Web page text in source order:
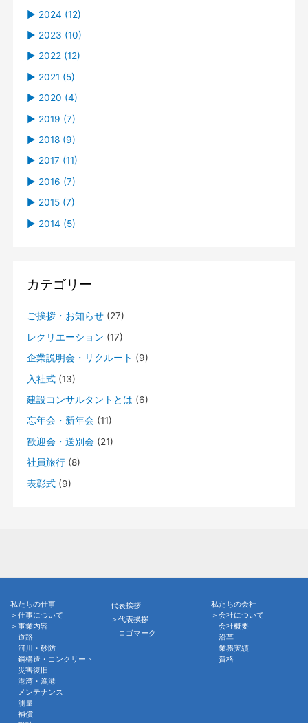
米子がいな祭り花火大会の寄付贈呈式
► 07 (2)
R8 BBQ
今年も日南町有林J-クレジット売買契約調印式に参加
しました
► 06 (1)
R8 災害対策関係功労者表彰を受賞しました
► 04 (3)
R8 歓迎会
駅前通り実証実験 ワークショップイベント
R8 入社式
► 01 (1)
新年のご挨拶
► 12 (1)
R7 歓迎会（測量部）
► 11 (3)
《 参加者募集中！！》米子駅周辺エリアの未来を考え
よう！
R7 第25回住みよい県土づくり表彰式
R7 入社式02
► 10 (1)
R7 米子工業高等専門学校 地域学
► 09 (1)
R7 BBQ
► 07 (2)
日南町有林J-クレジット売買契約調印式に参加しまし
サッカークラブとのスポンサー契約
► 05 (2)
R7 親睦グラウンドゴルフ大会
R7 歓迎会
► 04 (3)
R7 社員旅行（日帰り組）in 姫路
R7 社員旅行（宿泊組）in 京阪神
R7 入社式
► 01 (1)
新年のご挨拶
► 2024 (12)
► 11 (1)
R6 米子工業高等専門学校 地域学（会社見学）
► 09 (3)
R6 歓迎会
R6 BBQ
R6 入社式〈4〉
► 06 (3)
R6 入社式〈3〉
R6 歓迎会
R6 入社式〈2〉
► 05 (1)
R6 グラウンドゴルフ
► 04 (1)
R6 入社式
► 02 (1)
R6 新年会
► 01 (2)
R5 忘年会および歓迎会Part3
新年のご挨拶
► 2023 (10)
► 11 (1)
R5 鳥取県県土整備部優良業務 表彰式
► 09 (1)
R5 入社式
► 08 (1)
R5 BBQ
► 07 (2)
どのように道路が作られるのだろう…？
R5 歓迎会 Part2
► 05 (1)
R5 歓迎会
► 04 (3)
社員旅行 Part2 ～ in 下関・九州 ～
社員旅行 Part1 ～ in 岡山 ～
R5 入社式
► 01 (1)
新年のご挨拶
► 2022 (12)
► 12 (1)
R4 入社式
► 11 (3)
R4 米子工業高等専門学校 企業説明会（第２回）
視察結果報告会
R4 鳥取県県土整備部優良業務 表彰式
► 10 (3)
R4 郷土づくりシンポジウム
R4 BBQ
R4 後藤ヶ丘中学校 総合学習
► 06 (1)
R4 米子工業高等専門学校 企業説明会
► 04 (3)
R4 尚徳中学校 企業見学
R4 歓迎会
R4 入社式
► 01 (1)
R4 年始のご挨拶
► 2021 (5)
► 10 (3)
ホームページリニューアルのお知らせ
R3 鳥取県県土整備部優良業務 表彰式
尚徳中学校企業見学
► 04 (1)
R3 入社式
► 01 (1)
R3 新年のご挨拶
► 2020 (4)
► 08 (1)
災害関連緊急砂防事業の現地見学会
► 04 (1)
R2 入社式
► 03 (1)
鳥取・島根のリーディング企業2020版
► 01 (1)
R2 新年のご挨拶
► 2019 (7)
► 11 (1)
R1 歓迎会Part2
► 09 (1)
弊社の改装＆造成しました！！
► 06 (1)
R1 社員旅行
► 05 (1)
R1 グランドゴルフ大会
► 04 (1)
新年のご挨拶
► 2018 (9)
► 11 (1)
H30 歓迎会3
► 10 (1)
H30 親善グランドゴルフ大会
► 09 (2)
平成29年度 優良業務表彰式
► 07 (2)
H30 歓迎会1
► 01 (1)
► 2017 (11)
► 12 (1)
ドローン導入!!
► 11 (2)
H29 親睦グラウンドゴルフ大会
► 10 (1)
H29 納涼会
► 06 (1)
H29 BBQ
第2回鳥取県優良業務発表会
H29 歓迎会
新年のご挨拶
► 2016 (7)
► 09 (3)
H28 BBQ
► 06 (1)
CM放送予定
► 2015 (7)
► 12 (1)
今年も植えました❀
H27 BBQ
► 04 (2)
送別会
忘年会
► 2014 (5)
我が社の花壇
► 08 (2)
歓迎会Part２
歓迎会
カテゴリー
ご挨拶・お知らせ (27)
レクリエーション (17)
企業説明会・リクルート (9)
入社式 (13)
建設コンサルタントとは (6)
忘年会・新年会 (11)
歓迎会・送別会 (21)
社員旅行 (8)
表彰式 (9)
私たちの仕事
＞仕事について
＞事業内容
道路
河川・砂防
鋼構造・コンクリート
災害復旧
港湾・漁港
メンテナンス
測量
補償
代表挨拶
＞代表挨拶
ロゴマーク
私たちの会社
＞会社について
会社概要
沿革
業務実績
資格